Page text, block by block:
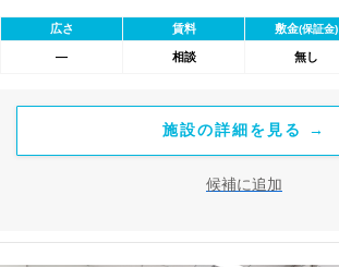
広さ 賃料 敷金(保証金)
― 相談 無し
施設の詳細を見る →
候補に追加